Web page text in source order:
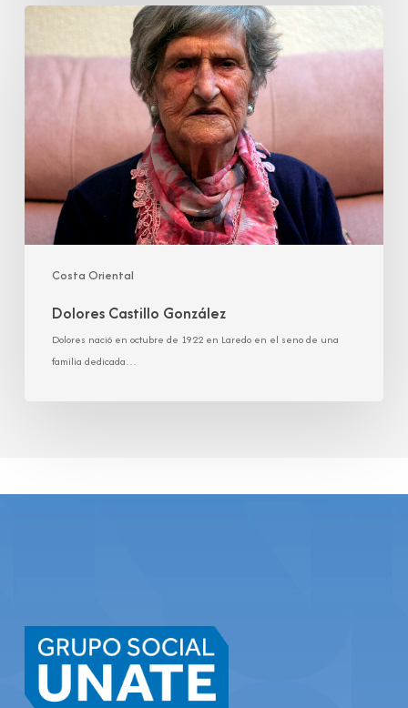
Costa Oriental
Dolores
Castillo
González
Dolores Castillo González
Dolores nació en octubre de 1922 en Laredo en el seno de una
familia dedicada…